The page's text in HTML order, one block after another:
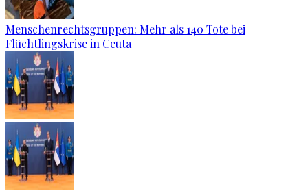
Menschenrechtsgruppen: Mehr als 140 Tote bei
Flüchtlingskrise in Ceuta